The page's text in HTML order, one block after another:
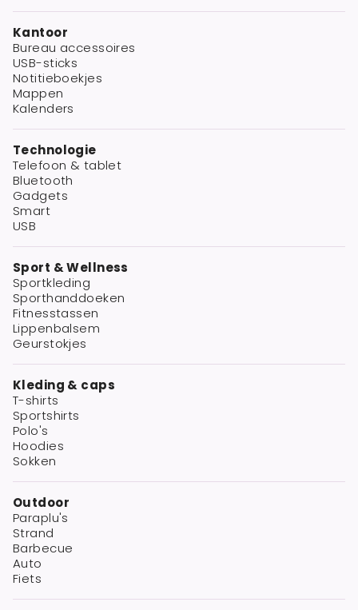
Kantoor
Bureau accessoires
USB-sticks
Notitieboekjes
Mappen
Kalenders
Technologie
Telefoon & tablet
Bluetooth
Gadgets
Smart
USB
Sport & Wellness
Sportkleding
Sporthanddoeken
Fitnesstassen
Lippenbalsem
Geurstokjes
Kleding & caps
T-shirts
Sportshirts
Polo's
Hoodies
Sokken
Outdoor
Paraplu's
Strand
Barbecue
Auto
Fiets